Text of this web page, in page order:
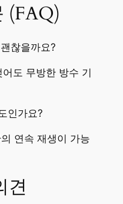
(FAQ)
찮을까요?
도 무방한 방수 기
인가요?
연속 재생이 가능
견